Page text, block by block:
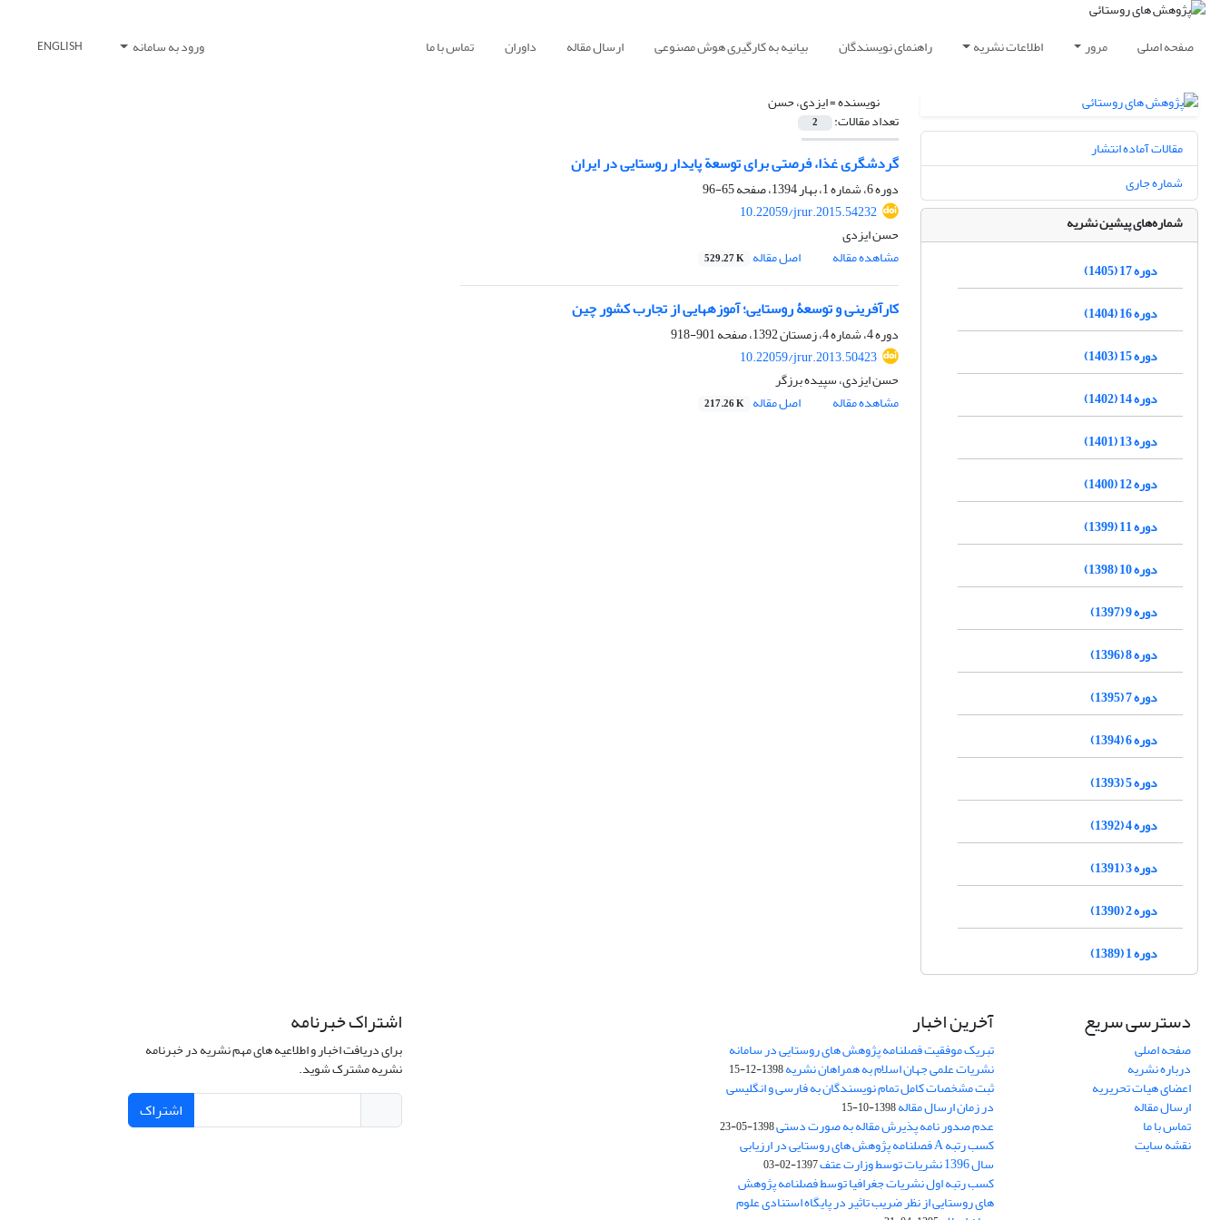
صفحه اصلی مرور اطلاعات نشریه راهنمای نویسندگان بیانیه به کارگیری هوش مصنوعی ارسال مقاله داوران تماس با ما ورود به سامانه ENGLISH
نویسنده =ایزدی، حسن
تعداد مقالات: 2
گردشگری غذا، فرصتی برای توسعة پایدار روستایی در ایران
دوره 6، شماره 1، بهار 1394، صفحه
65-96
10.22059/jrur.2015.54232
حسن ایزدی
مشاهده مقاله
اصل مقاله 529.27 K
کارآفرینی و توسعۀ روستایی؛ آموزه‏هایی از تجارب کشور چین
دوره 4، شماره 4، زمستان 1392، صفحه
901-918
10.22059/jrur.2013.50423
حسن ایزدی، سپیده برزگر
مشاهده مقاله
اصل مقاله 217.26 K
مقالات آماده انتشار
شماره جاری
شماره‌های پیشین نشریه
دوره 17 (1405)
دوره 16 (1404)
دوره 15 (1403)
دوره 14 (1402)
دوره 13 (1401)
دوره 12 (1400)
دوره 11 (1399)
دوره 10 (1398)
دوره 9 (1397)
دوره 8 (1396)
دوره 7 (1395)
دوره 6 (1394)
دوره 5 (1393)
دوره 4 (1392)
دوره 3 (1391)
دوره 2 (1390)
دوره 1 (1389)
دسترسی سریع
صفحه اصلی
درباره نشریه
اعضای هیات تحریریه
ارسال مقاله
تماس با ما
نقشه سایت
آخرین اخبار
تبریک موفقیت فصلنامه پژوهش های روستایی در سامانه
نشریات علمی جهان اسلام به همراهان نشریه1398-12-15
ثبت مشخصات کامل تمام نویسندگان به فارسی و انگلیسی
در زمان ارسال مقاله1398-10-15
عدم صدور نامه پذیرش مقاله به صورت دستی1398-05-23
کسب رتبه A فصلنامه پژوهش های روستایی در ارزیابی
سال 1396 نشریات توسط وزارت عتف 1397-02-03
کسب رتبه اول نشریات جغرافیا توسط فصلنامه پژوهش
های روستایی از نظر ضریب تاثیر در پایگاه استنادی علوم
اشتراک خبرنامه
برای دریافت اخبار و اطلاعیه های مهم نشریه در خبرنامه
نشریه مشترک شوید.
اشتراک